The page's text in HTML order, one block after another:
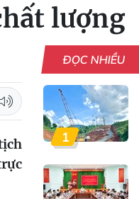
lượng
ĐỌC NHIỀU
1